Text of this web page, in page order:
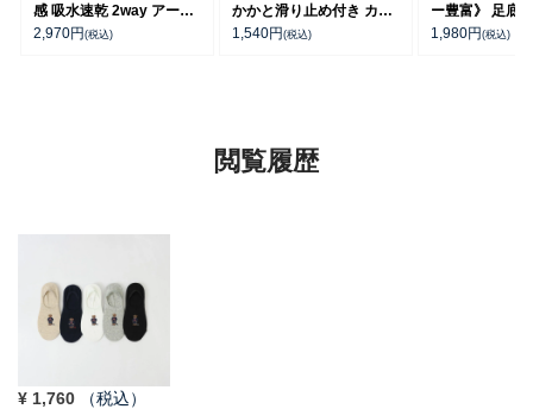
感 吸水速乾 2way アーム
カバー ＆ レッグウォーマ
2,970円(税込)
かかと滑り止め付き カバ
ーソックス レディース
1,540円(税込)
ー豊富》 足底
チサポート ワ
1,980円(税込)
閲覧履歴
¥ 1,760 （税込）